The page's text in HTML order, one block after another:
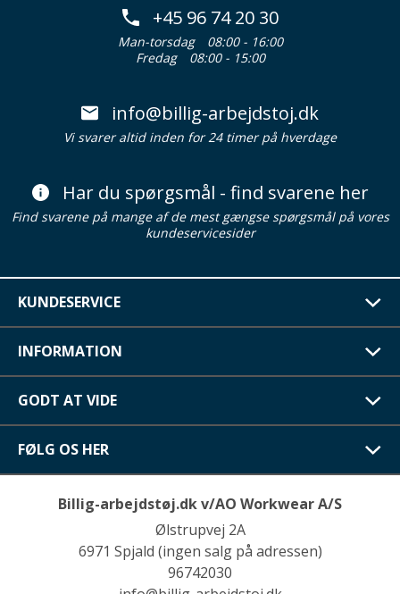
+45 96 74 20 30
Man-torsdag
08:00 - 16:00
Fredag
08:00 - 15:00
info@billig-arbejdstoj.dk
Vi svarer altid inden for 24 timer på hverdage
Har du spørgsmål - find svarene her
Find svarene på mange af de mest gængse spørgsmål på vores
kundeservicesider
KUNDESERVICE
INFORMATION
GODT AT VIDE
FØLG OS HER
Billig-arbejdstøj.dk v/AO Workwear A/S
Ølstrupvej 2A
6971 Spjald (ingen salg på adressen)
96742030